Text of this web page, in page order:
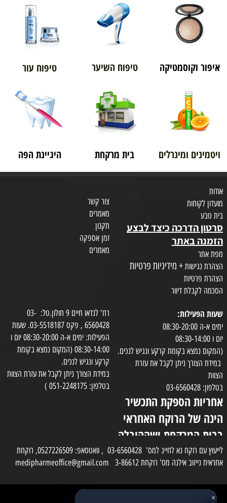
איפור וקוסמטיקה טיפוח השיער טיפוח עור
ויטמינים ומינרלים בית מרקחת היגיינת הפה
אודות
מועדון לקוחות
בית טבע
סרטון הדרכה כיצד לבצע
הזמנה באתר
מפת אתר
הצהרת נגישות + מידיניות פרטיות
הצהרת פרטיות
הסכמה לקבלת דיוור
צור קשר
מאמרים
תקנון
זמן אספקה
מאמרים
שעות הפעילות:
ימים א-ה 08:30-20:00
יום ו 08:30-14:00
(המקום נמצא בקומת קרקע ונגיש לנכים.
במידת הצורך ניתן לקבל את עזרת
הצוות
בטלפון: 03-6560428
אחריות הספקת התכשיר
הינה של הרוקח האחראי
בבית המרקחת ושההובלה
בפועל תעשה בעזרת
השליח
רח' לנדאו חיים 9 חולון.טל: 03-
6560428 , פקס 03-5518187. שעות
הפעילות: ימים א-ה 08:30-20:00 יום ו
08:30-14:00 (המקום נמצא בקומת
קרקע ונגיש לנכים.
במידת הצורך ניתן לקבל את עזרת הצוות
בטלפון: 051-2248175 )
לייעוץ עם רוקח נא לחייג למס' 03-6560428 , וואטסאפ: 0527226509, רוקחת
אחראית נייזוב אילנה מס' רוקחת 3-86612 medipharmeoffice@gmail.com
✕×